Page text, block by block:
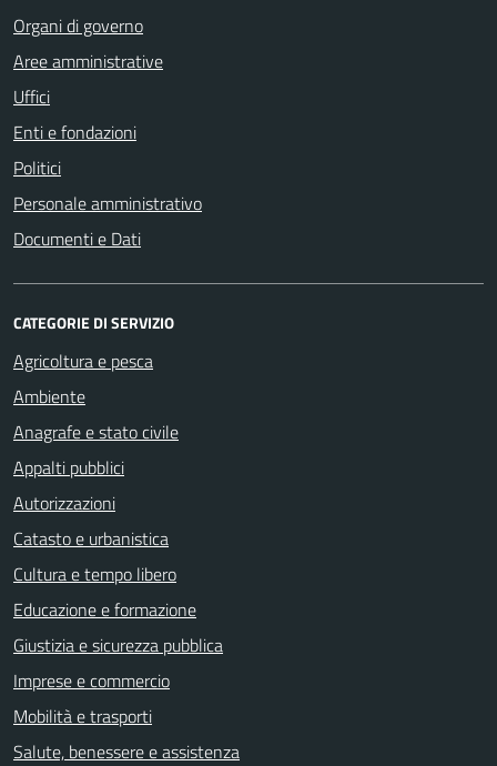
Organi di governo
Aree amministrative
Uffici
Enti e fondazioni
Politici
Personale amministrativo
Documenti e Dati
CATEGORIE DI SERVIZIO
Agricoltura e pesca
Ambiente
Anagrafe e stato civile
Appalti pubblici
Autorizzazioni
Catasto e urbanistica
Cultura e tempo libero
Educazione e formazione
Giustizia e sicurezza pubblica
Imprese e commercio
Mobilità e trasporti
Salute, benessere e assistenza